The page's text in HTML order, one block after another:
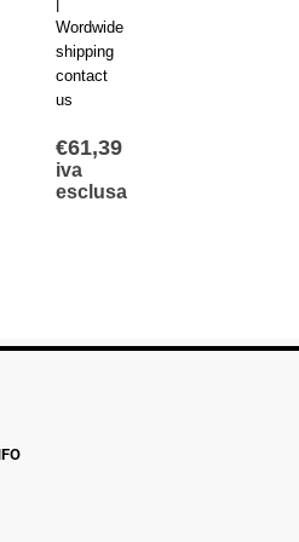
Wordwide
shipping
contact
us
€61,39
iva
esclusa